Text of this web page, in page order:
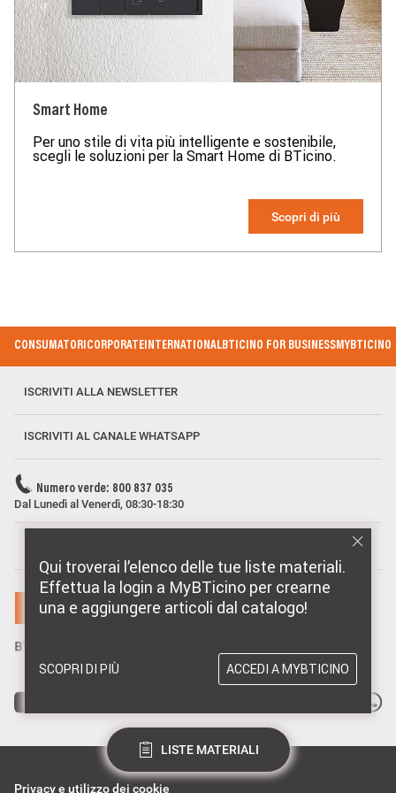
Smart Home
Per uno stile di vita più intelligente e sostenibile,
scegli le soluzioni per la Smart Home di BTicino.
Scopri di più
Qui troverai l’elenco delle tue liste materiali.
Effettua la login a MyBTicino per crearne
una e aggiungere articoli dal catalogo!
SCOPRI DI PIÙ ACCEDI A MYBTICINO
LISTE MATERIALI
Footer Menu
CONSUMATORICORPORATEINTERNATIONALBTICINO FOR BUSINESSMYBTICINO
ISCRIVITI ALLA NEWSLETTER
ISCRIVITI AL CANALE WHATSAPP
Numero verde: 800 837 035
Dal Lunedì al Venerdì, 08:30-18:30
Privacy e utilizzo dei cookie